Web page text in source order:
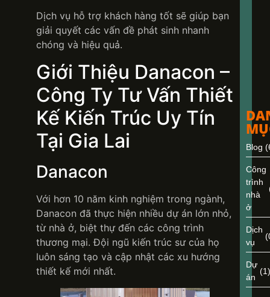
Dịch vụ hỗ trợ khách hàng tốt sẽ giúp bạn
giải quyết các vấn đề phát sinh nhanh
chóng và hiệu quả.
Giới Thiệu Danacon –
Công Ty Tư Vấn Thiết
Kế Kiến Trúc Uy Tín
Tại Gia Lai
Danacon
Với hơn 10 năm kinh nghiệm trong ngành,
Danacon đã thực hiện nhiều dự án lớn nhỏ,
từ nhà ở, biệt thự đến các công trình
thương mại. Đội ngũ kiến trúc sư của họ
luôn sáng tạo và cập nhật các xu hướng
thiết kế mới nhất.
Blog
Công
trình
nhà
ở
Dịch
vụ
Dự
án
(1)